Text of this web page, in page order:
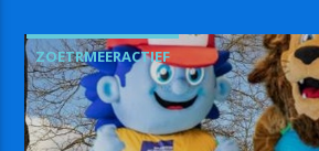
ZOETRMEERACTIEF